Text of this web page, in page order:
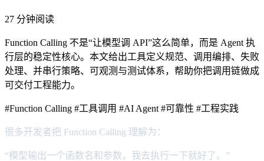
27 分钟阅读
Function Calling 不是“让模型调 API”这么简单，而是 Agent 执
行层的稳定性核心。本文给出工具定义规范、调用编排、失败
处理、并串行策略、可观测与测试体系，帮助你把调用链做成
可交付工程能力。
#Function Calling #工具调用 #AI Agent #可靠性 #工程实践
很多开发者把 Function Calling 理解为：
“模型输出一个函数名和参数，我去执行一下就好了。”